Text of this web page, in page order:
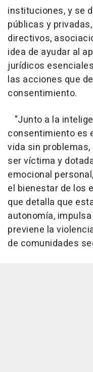
instituciones, y se
públicas y
directivos,
idea de ayudar al
jurídicos
las acciones que
consentimiento.
"Junto a la
consentimiento es
vida sin
ser víctima y
emocional
el bienestar de los
que detalla que
autonomía,
previene la
de comunidades